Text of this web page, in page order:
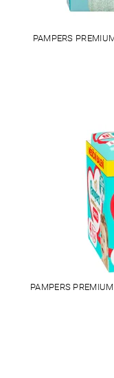
PAMPERS
PAMPERS